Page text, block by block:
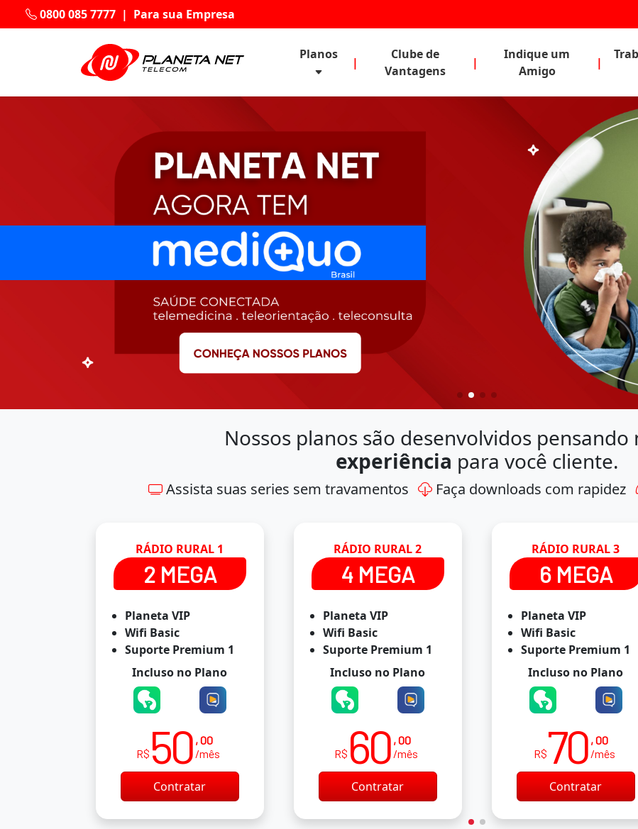
0800 085 7777 | Para sua Empresa
Planos
|
Clube de
Vantagens
|
Indique um
Amigo
|
Nossos planos são desenvolvidos
experiência para você cliente.
Assista suas series sem travamentos Faça downloads com rapidez
RÁDIO RURAL 1
2 MEGA
Planeta VIP
Wifi Basic
Suporte Premium 1
Incluso no Plano
R$ 50 , 00
/mês
Contratar
RÁDIO RURAL 2
4 MEGA
Planeta VIP
Wifi Basic
Suporte Premium 1
Incluso no Plano
R$ 60 , 00
/mês
Contratar
RÁDIO RURAL 3
6 MEGA
Planeta VIP
Wifi Basic
Suporte Premium 1
Incluso no Plano
R$70 , 00
/mês
Contratar